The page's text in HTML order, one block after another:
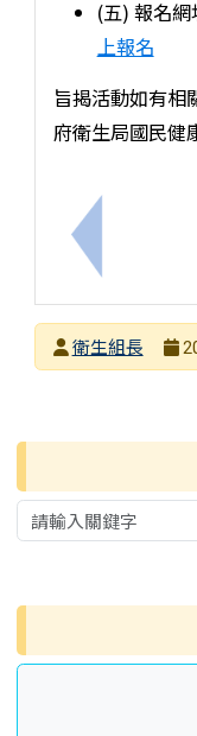
上一筆：
(五) 報名網
上報名
旨揭活動如有相
府衛生局國民健
發布者
衛生組長
右邊區域內容